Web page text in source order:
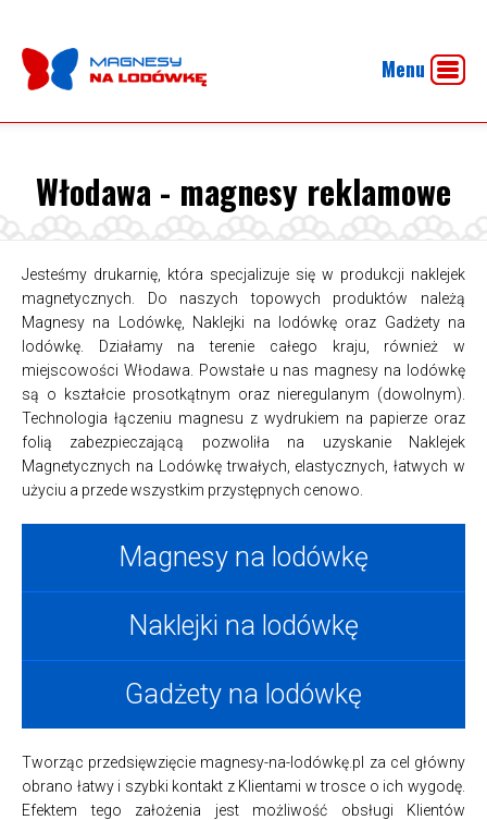
Menu
Włodawa - magnesy reklamowe
Jesteśmy drukarnię, która specjalizuje się w produkcji naklejek
magnetycznych. Do naszych topowych produktów należą
Magnesy na Lodówkę, Naklejki na lodówkę oraz Gadżety na
lodówkę. Działamy na terenie całego kraju, również w
miejscowości Włodawa. Powstałe u nas magnesy na lodówkę
są o kształcie prosotkątnym oraz nieregulanym (dowolnym).
Technologia łączeniu magnesu z wydrukiem na papierze oraz
folią zabezpieczającą pozwoliła na uzyskanie Naklejek
Magnetycznych na Lodówkę trwałych, elastycznych, łatwych w
użyciu a przede wszystkim przystępnych cenowo.
Magnesy na lodówkę
Naklejki na lodówkę
Gadżety na lodówkę
Tworząc przedsięwzięcie magnesy-na-lodówkę.pl za cel główny
obrano łatwy i szybki kontakt z Klientami w trosce o ich wygodę.
Efektem tego założenia jest możliwość obsługi Klientów